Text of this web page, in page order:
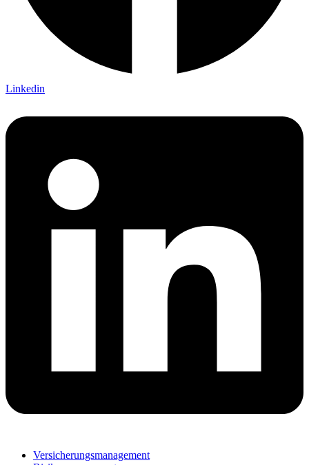
Linkedin
Versicherungsmanagement